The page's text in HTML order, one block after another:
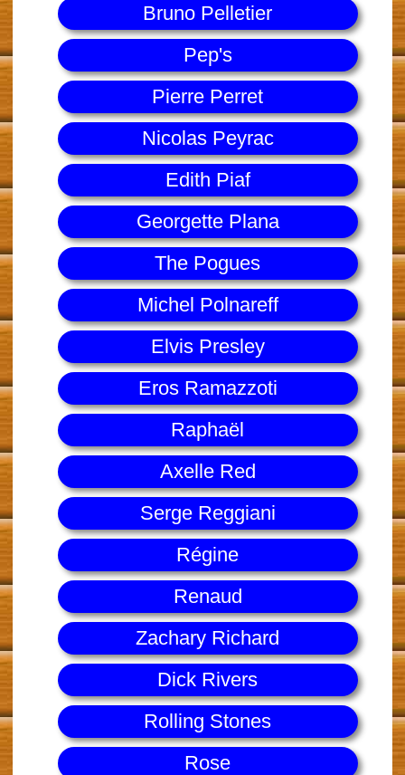
Bruno Pelletier
Pep's
Pierre Perret
Nicolas Peyrac
Edith Piaf
Georgette Plana
The Pogues
Michel Polnareff
Elvis Presley
Eros Ramazzoti
Raphaël
Axelle Red
Serge Reggiani
Régine
Renaud
Zachary Richard
Dick Rivers
Rolling Stones
Rose